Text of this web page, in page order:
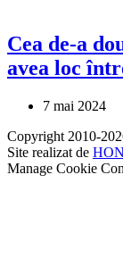
Cea de-a
avea loc
7 mai 2024
Copyright 2010-
Site realizat de
Manage Cookie